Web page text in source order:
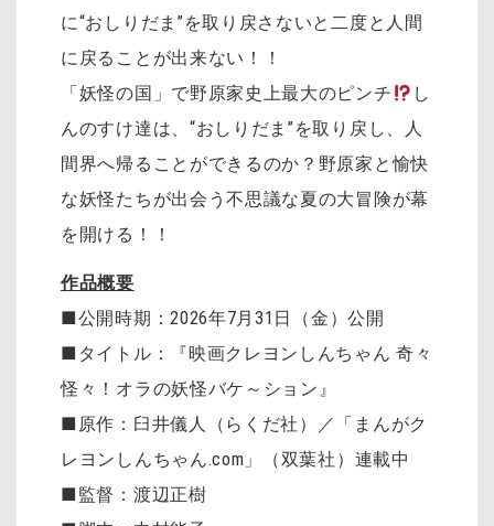
に“おしりだま”を取り戻さないと二度と人間
に戻ることが出来ない！！
「妖怪の国」で野原家史上最大のピンチ
し
んのすけ達は、“おしりだま”を取り戻し、人
間界へ帰ることができるのか？野原家と愉快
な妖怪たちが出会う不思議な夏の大冒険が幕
を開ける！！
作品概要
■公開時期：2026年7月31日（金）公開
■タイトル：『映画クレヨンしんちゃん 奇々
怪々！オラの妖怪バケ～ション』
■原作：臼井儀人（らくだ社）／「まんがク
レヨンしんちゃん.com」（双葉社）連載中
■監督：渡辺正樹